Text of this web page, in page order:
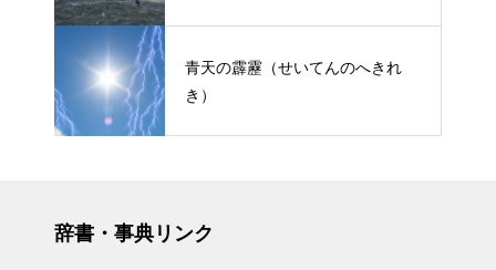
青天の霹靂（せいてんのへきれ
き）
辞書・事典リンク